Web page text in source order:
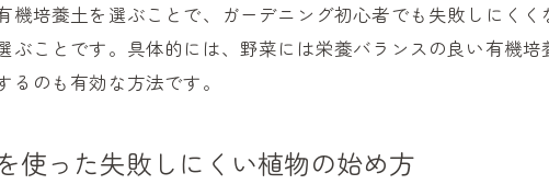
有機培養土を使った病害虫
成長を促す有機培養土の使
ホームセンターで失敗しな
機培養土を選ぶことで、ガーデニング初心者でも失敗しにく
ぶことです。具体的には、野菜には栄養バランスの良い有機
るのも有効な方法です。
使った失敗しにくい植物の始め方